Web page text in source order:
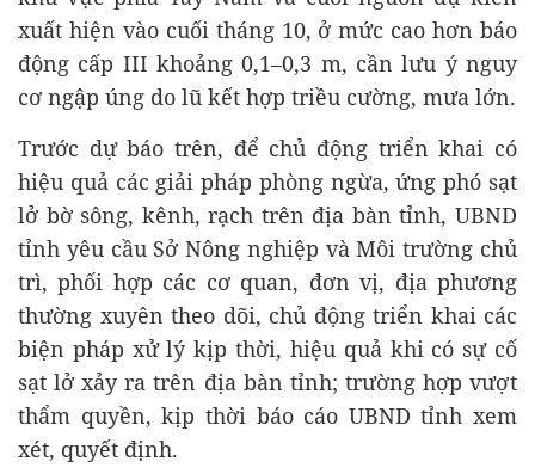
xuất hiện vào cuối tháng 10, ở mức cao hơn báo
động cấp III khoảng 0,1–0,3 m, cần lưu ý nguy
cơ ngập úng do lũ kết hợp triều cường, mưa lớn.
Trước dự báo trên, để chủ động triển khai có
hiệu quả các giải pháp phòng ngừa, ứng phó sạt
lở bờ sông, kênh, rạch trên địa bàn tỉnh, UBND
tỉnh yêu cầu Sở Nông nghiệp và Môi trường chủ
trì, phối hợp các cơ quan, đơn vị, địa phương
thường xuyên theo dõi, chủ động triển khai các
biện pháp xử lý kịp thời, hiệu quả khi có sự cố
sạt lở xảy ra trên địa bàn tỉnh; trường hợp vượt
thẩm quyền, kịp thời báo cáo UBND tỉnh xem
xét, quyết định.